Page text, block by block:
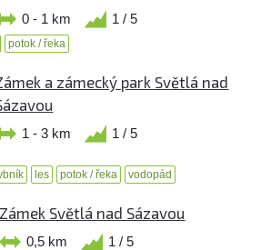
0 - 1 km 1 / 5
potok / řeka
a zámecký park Světlá nad
1 - 3 km 1 / 5
les potok / řeka vodopád
Zámek Světlá nad Sázavou
0,5 km 1 / 5